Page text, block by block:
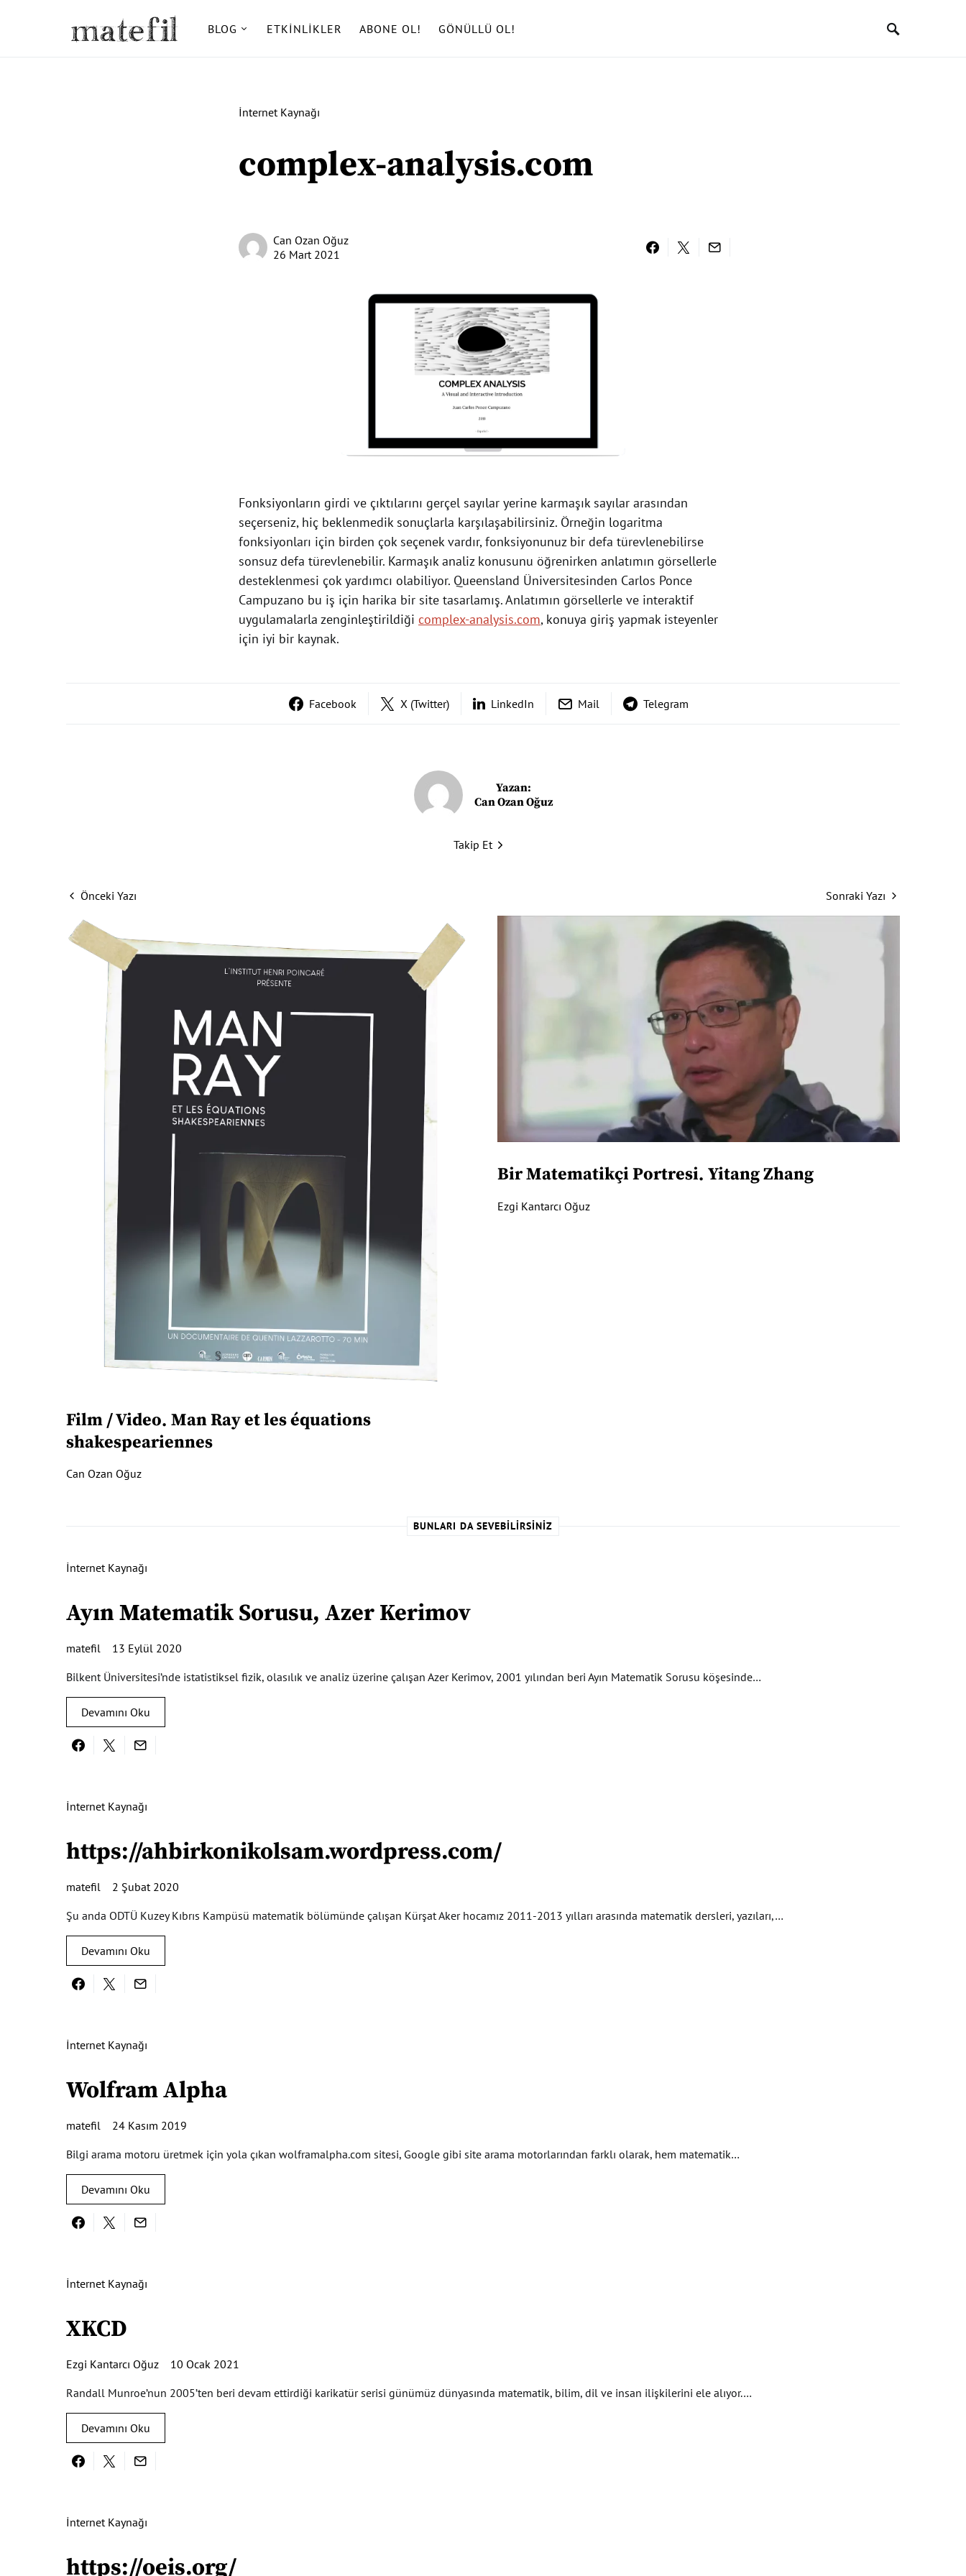
BLOG ETKINLIKLER ABONE OL!
GÖNÜLLÜ OL!
Ara:
İnternet Kaynağı
complex-analysis.com
Can Ozan Oğuz
26 Mart 2021
Fonksiyonların girdi ve çıktılarını gerçel sayılar yerine karmaşık sayılar arasından
seçerseniz, hiç beklenmedik sonuçlarla karşılaşabilirsiniz. Örneğin logaritma
fonksiyonları için birden çok seçenek vardır, fonksiyonunuz bir defa türevlenebilirse
sonsuz defa türevlenebilir. Karmaşık analiz konusunu öğrenirken anlatımın görsellerle
desteklenmesi çok yardımcı olabiliyor. Queensland Üniversitesinden Carlos Ponce
Campuzano bu iş için harika bir site tasarlamış. Anlatımın görsellerle ve interaktif
uygulamalarla zenginleştirildiği complex-analysis.com, konuya giriş yapmak isteyenler
için iyi bir kaynak.
Facebook X (Twitter) LinkedIn Mail Telegram
Yazan:
Can Ozan Oğuz
Takip Et
Önceki Yazı
Film / Video Man Ray et les équations
shakespeariennes
Can Ozan Oğuz
Sonraki Yazı
Bir Matematikçi Portresi Yitang Zhang
Ezgi Kantarcı Oğuz
BUNLARI DA SEVEBILIRSINIZ
İnternet Kaynağı
Ayın Matematik Sorusu, Azer Kerimov
matefil
13 Eylül 2020
Bilkent Üniversitesi’nde istatistiksel fizik, olasılık ve analiz üzerine çalışan Azer Kerimov, 2001 yılından beri Ayın Matematik Sorusu köşesinde…
Devamını Oku
İnternet Kaynağı
https://ahbirkonikolsam.wordpress.com/
matefil
2 Şubat 2020
Şu anda ODTÜ Kuzey Kıbrıs Kampüsü matematik bölümünde çalışan Kürşat Aker hocamız 2011-2013 yılları arasında matematik dersleri, yazıları,…
Devamını Oku
İnternet Kaynağı
Wolfram Alpha
matefil
24 Kasım 2019
Bilgi arama motoru üretmek için yola çıkan wolframalpha.com sitesi, Google gibi site arama motorlarından farklı olarak, hem matematik…
Devamını Oku
İnternet Kaynağı
XKCD
Ezgi Kantarcı Oğuz
10 Ocak 2021
Randall Munroe’nun 2005’ten beri devam ettirdiği karikatür serisi günümüz dünyasında matematik, bilim, dil ve insan ilişkilerini ele alıyor.…
Devamını Oku
İnternet Kaynağı
https://oeis.org/